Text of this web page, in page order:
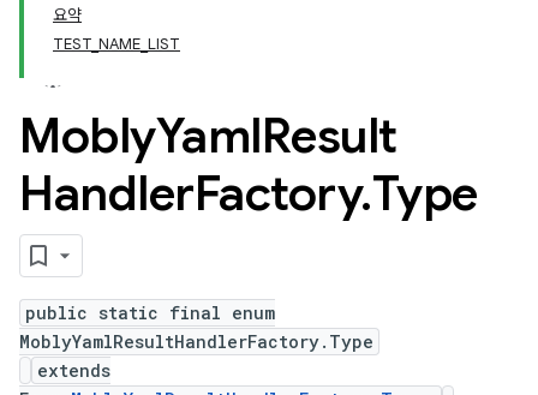
요약
TEST_NAME_LIST
MoblyYamlResult
HandlerFactory.Type
public static final enum
MoblyYamlResultHandlerFactory.Type
extends